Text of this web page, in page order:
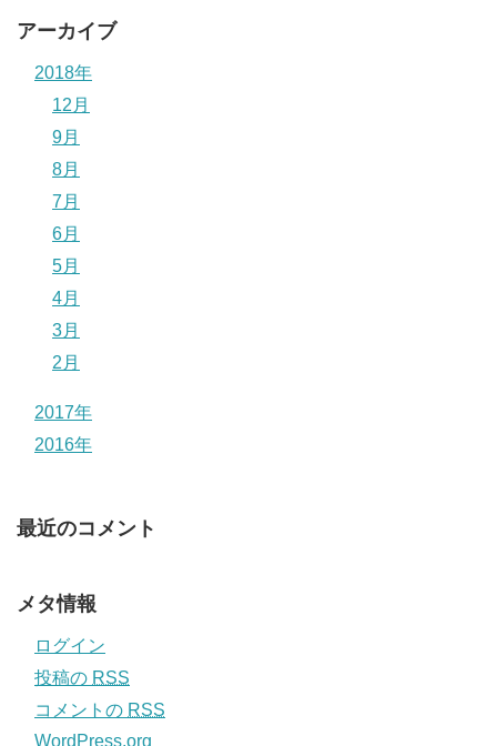
アーカイブ
2018年
12月
9月
8月
7月
6月
5月
4月
3月
2月
2017年
2016年
最近のコメント
メタ情報
ログイン
投稿の RSS
コメントの RSS
WordPress.org